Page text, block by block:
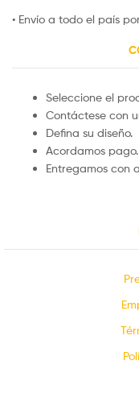
• Envío a todo el país
Seleccione el
Contáctese con
Defina su diseño.
Acordamos pago.
Entregamos con